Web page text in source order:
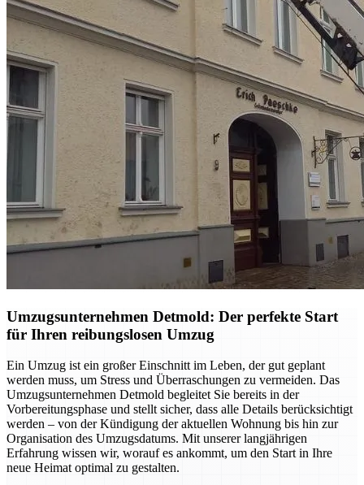
Umzugsunternehmen Detmold: Der perfekte Start
für Ihren reibungslosen Umzug
Ein Umzug ist ein großer Einschnitt im Leben, der gut geplant
werden muss, um Stress und Überraschungen zu vermeiden. Das
Umzugsunternehmen Detmold begleitet Sie bereits in der
Vorbereitungsphase und stellt sicher, dass alle Details berücksichtigt
werden – von der Kündigung der aktuellen Wohnung bis hin zur
Organisation des Umzugsdatums. Mit unserer langjährigen
Erfahrung wissen wir, worauf es ankommt, um den Start in Ihre
neue Heimat optimal zu gestalten.